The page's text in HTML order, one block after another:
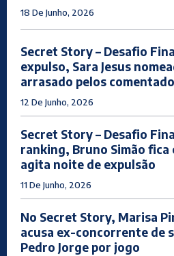
18 De Junho, 2026
Secret Story – Desafio
expulso, Sara Jesus
arrasado pelos
12 De Junho, 2026
Secret Story – Desafio
ranking, Bruno Simão fica
agita noite de expulsão
11 De Junho, 2026
No Secret Story, Marisa
acusa ex-concorrente de
Pedro Jorge por jogo